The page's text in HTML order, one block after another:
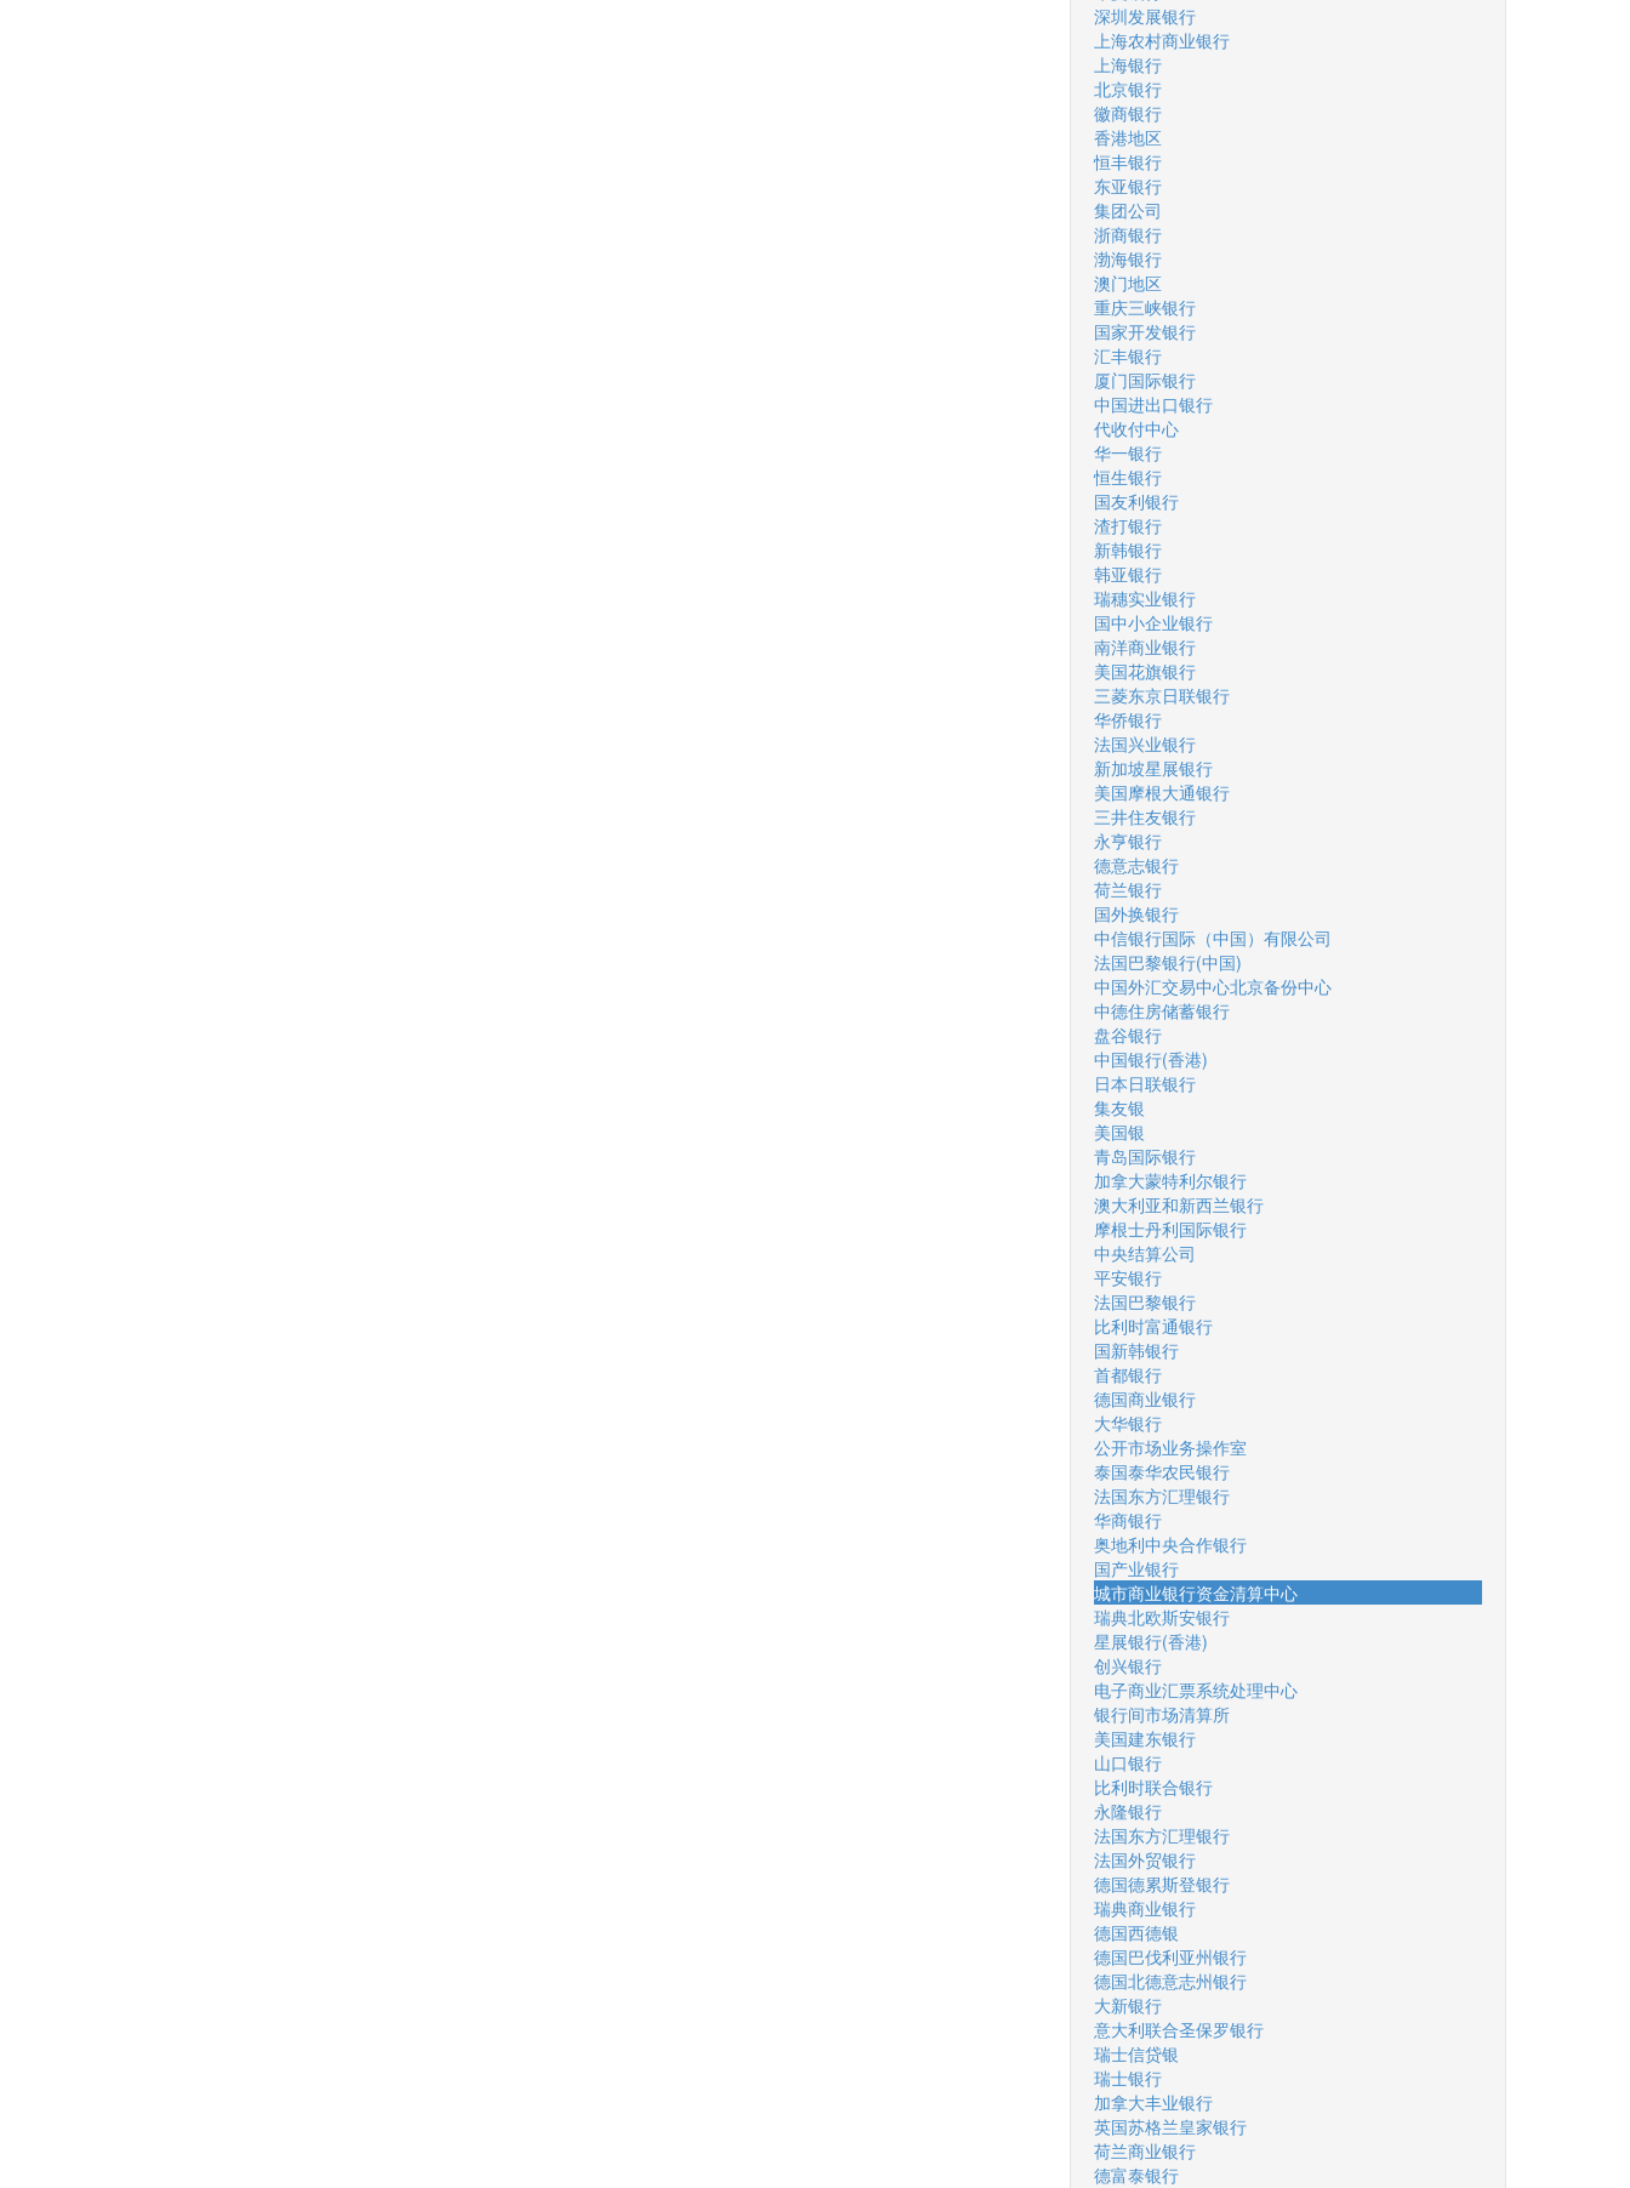
深圳发展银行
上海农村商业银行
上海银行
北京银行
徽商银行
香港地区
恒丰银行
东亚银行
集团公司
浙商银行
渤海银行
澳门地区
重庆三峡银行
国家开发银行
汇丰银行
厦门国际银行
中国进出口银行
代收付中心
华一银行
恒生银行
国友利银行
渣打银行
新韩银行
韩亚银行
瑞穗实业银行
国中小企业银行
南洋商业银行
美国花旗银行
三菱东京日联银行
华侨银行
法国兴业银行
新加坡星展银行
美国摩根大通银行
三井住友银行
永亨银行
德意志银行
荷兰银行
国外换银行
中信银行国际（中国）有限公司
法国巴黎银行(中国)
中国外汇交易中心北京备份中心
中德住房储蓄银行
盘谷银行
中国银行(香港)
日本日联银行
集友银
美国银
青岛国际银行
加拿大蒙特利尔银行
澳大利亚和新西兰银行
摩根士丹利国际银行
中央结算公司
平安银行
法国巴黎银行
比利时富通银行
国新韩银行
首都银行
德国商业银行
大华银行
公开市场业务操作室
泰国泰华农民银行
法国东方汇理银行
华商银行
奥地利中央合作银行
国产业银行
城市商业银行资金清算中心
瑞典北欧斯安银行
星展银行(香港)
创兴银行
电子商业汇票系统处理中心
银行间市场清算所
美国建东银行
山口银行
比利时联合银行
永隆银行
法国东方汇理银行
法国外贸银行
德国德累斯登银行
瑞典商业银行
德国西德银
德国巴伐利亚州银行
德国北德意志州银行
大新银行
意大利联合圣保罗银行
瑞士信贷银
瑞士银行
加拿大丰业银行
英国苏格兰皇家银行
荷兰商业银行
德富泰银行